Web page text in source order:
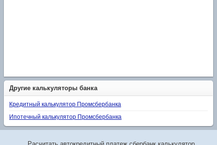
Другие калькуляторы банка
Кредитный калькулятор Промсбербанка
Ипотечный калькулятор Промсбербанка